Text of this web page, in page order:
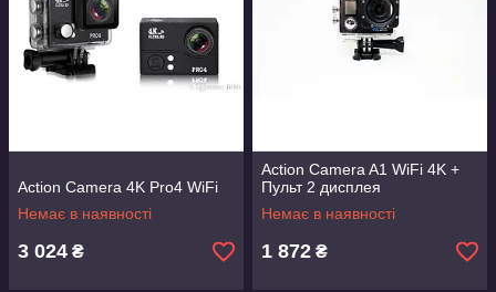
Action Camera 4K Pro4 WiFi
Немає в наявності
3 024 ₴
Action Camera A1 WiFi 4K +
Пульт 2 дисплея
Немає в наявності
1 872 ₴